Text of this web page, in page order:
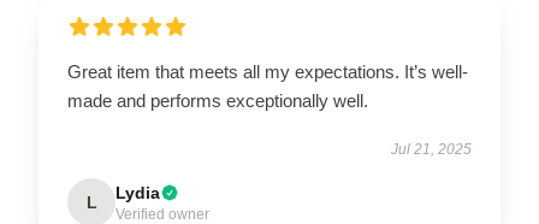
Great item that meets all my expectations. It’s well-
made and performs exceptionally well.
Jul 21, 2025
L Lydia
Verified owner